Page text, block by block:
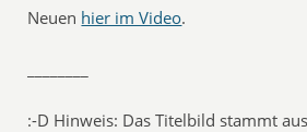
Neuen hier im Video.
:-D Hinweis: Das Titelbild stammt